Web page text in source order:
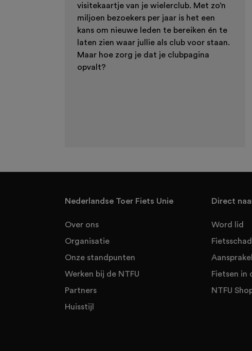
visitekaartje van je wielerclub. Met zo’n
miljoen bezoekers per jaar is het een
kans om nieuwe leden te bereiken én te
laten zien waar jullie als club voor staan.
Maar hoe zorg je dat je clubpagina
opvalt?
Nederlandse Toer Fiets Unie
Over ons
Organisatie
Onze standpunten
Werken bij de NTFU
Partners
Huisstijl
Direct
Word lid
Fietsen in
NTFU